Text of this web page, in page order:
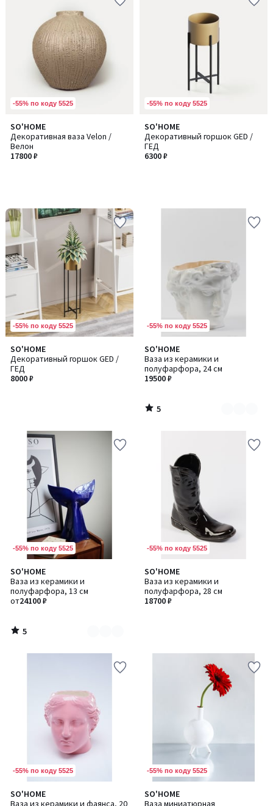
-55% по коду 5525
SO'HOME
Декоративная ваза Velon /
Велон
17800 ₽
-55% по коду 5525
SO'HOME
Декоративный горшок GED /
ГЕД
6300 ₽
-55% по коду 5525
SO'HOME
Декоративный горшок GED /
ГЕД
8000 ₽
-55% по коду 5525
SO'HOME
Ваза из керамики и
полуфарфора, 24 см
19500 ₽
5
/
5
Количество
цветов:
3
5
/
-55% по коду 5525
SO'HOME
Ваза из керамики и
полуфарфора, 13 см
от24100 ₽
5
/
5
Количество
цветов:
2
5
/
-55% по коду 5525
SO'HOME
Ваза из керамики и
полуфарфора, 28 см
18700 ₽
-55% по коду 5525
SO'HOME
Ваза из керамики и фаянса, 20
-55% по коду 5525
SO'HOME
Ваза миниатюрная
Количество